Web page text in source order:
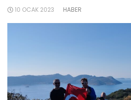
10 OCAK 2023 HABER